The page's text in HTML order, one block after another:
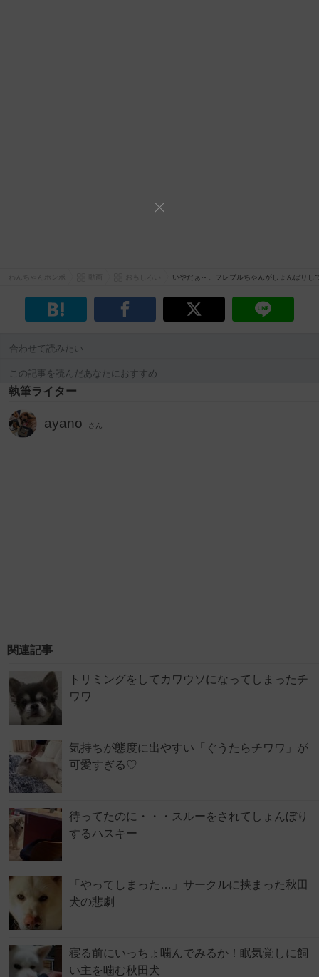
おもしろい いやだぁ～。フレブルちゃんがしょんぼり
合わせて読みたい
この記事を読んだあなたにおすすめ
執筆ライター
ayano さん
関連記事
トリミングをしてカワウソになってしまったチ
ワワ
気持ちが態度に出やすい「ぐうたらチワワ」が
可愛すぎる♡
待ってたのに・・・スルーをされてしょんぼり
するハスキー
「やってしまった…」サークルに挟まった秋田
犬の悲劇
寝る前にいっちょ噛んでみるか！眠気覚しに飼
い主を噛む秋田犬